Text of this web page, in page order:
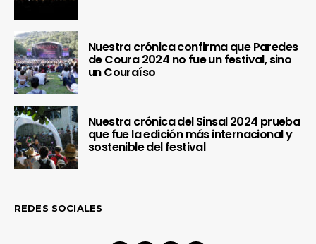
Nuestra crónica confirma que Paredes
de Coura 2024 no fue un festival, sino
un Couraíso
Nuestra crónica del Sinsal 2024 prueba
que fue la edición más internacional y
sostenible del festival
REDES SOCIALES